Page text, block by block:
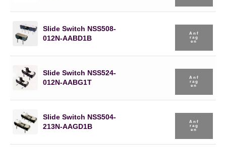
Slide Switch NSS508-
012N-AABD1B
Anf
Rag
En
Slide Switch NSS524-
012N-AABG1T
Anf
Rag
En
Slide Switch NSS504-
213N-AAGD1B
Anf
Rag
En